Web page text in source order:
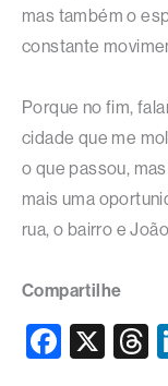
mas também o
constante
Porque no fim,
cidade que me
o que passou,
mais uma
rua, o bairro e
Compartilhe
F
X
T